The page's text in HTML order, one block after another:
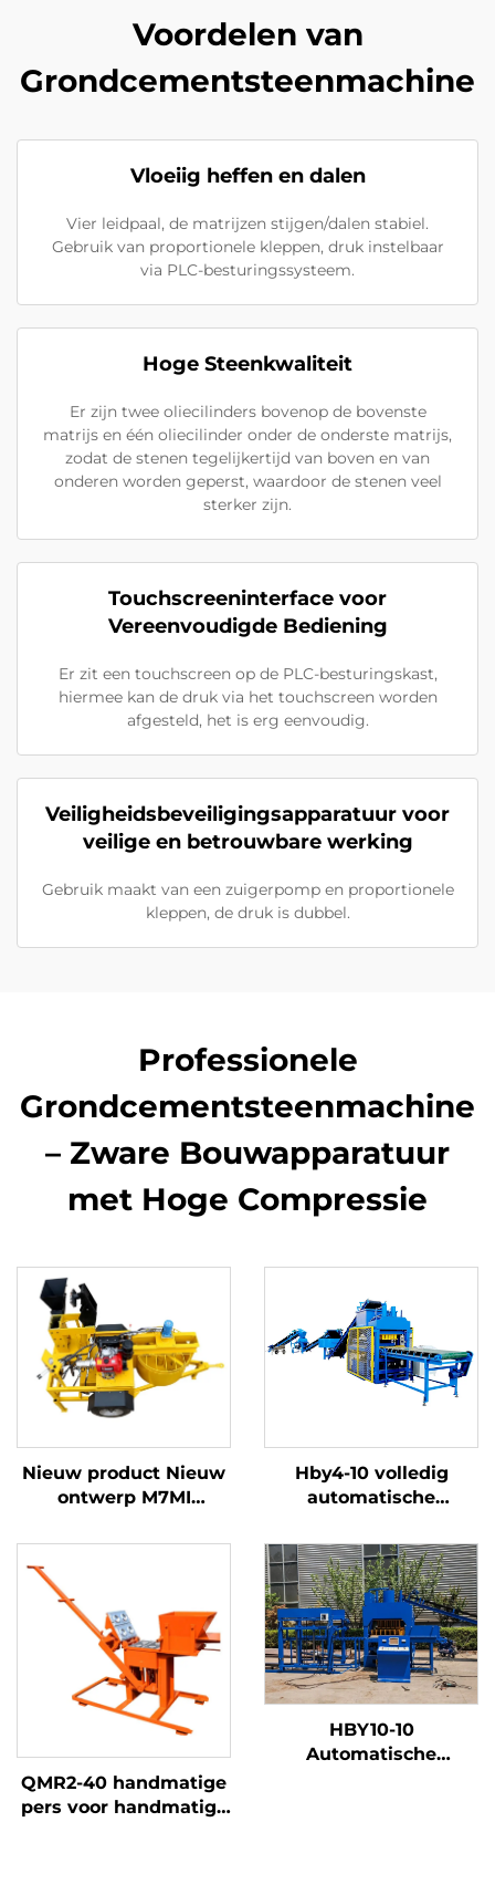
Voordelen van
Grondcementsteenmachine
Vloeiig heffen en dalen
Vier leidpaal, de matrijzen stijgen/dalen stabiel.
Gebruik van proportionele kleppen, druk instelbaar
via PLC-besturingssysteem.
Hoge Steenkwaliteit
Er zijn twee oliecilinders bovenop de bovenste
matrijs en één oliecilinder onder de onderste matrijs,
zodat de stenen tegelijkertijd van boven en van
onderen worden geperst, waardoor de stenen veel
sterker zijn.
Touchscreeninterface voor
Vereenvoudigde Bediening
Er zit een touchscreen op de PLC-besturingskast,
hiermee kan de druk via het touchscreen worden
afgesteld, het is erg eenvoudig.
Veiligheidsbeveiligingsapparatuur voor
veilige en betrouwbare werking
Gebruik maakt van een zuigerpomp en proportionele
kleppen, de druk is dubbel.
Professionele
Grondcementsteenmachine
– Zware Bouwapparatuur
met Hoge Compressie
Nieuw product Nieuw
ontwerp M7MI
Interlocking Machine
Hot Sale in Kenia te
koop in 2025
Hby4-10 volledig
automatische
interlockende
aardstenen
blokkenmachine
QMR2-40 handmatige
pers voor handmatige
HBY10-10
Automatische